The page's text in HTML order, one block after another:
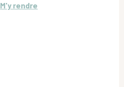
M'y rendre